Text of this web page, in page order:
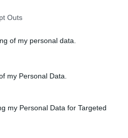
Outs
of my personal data.
my Personal Data.
my Personal Data for Targeted